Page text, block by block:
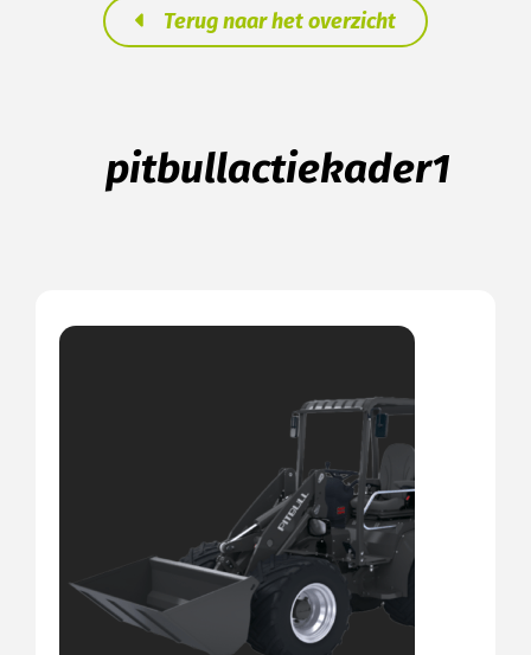
Terug naar het overzicht
pitbullactiekader1